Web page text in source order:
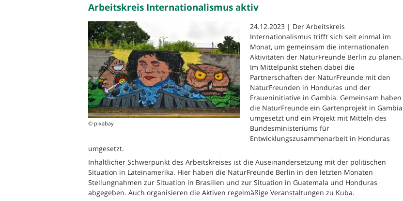
Arbeitskreis Internationalismus aktiv
© pixabay
24.12.2023 | Der Arbeitskreis
Internationalismus trifft sich seit einmal im
Monat, um gemeinsam die internationalen
Aktivitäten der NaturFreunde Berlin zu planen.
Im Mittelpunkt stehen dabei die
Partnerschaften der NaturFreunde mit den
NaturFreunden in Honduras und der
Fraueninitiative in Gambia. Gemeinsam haben
die NaturFreunde ein Gartenprojekt in Gambia
umgesetzt und ein Projekt mit Mitteln des
Bundesministeriums für
Entwicklungszusammenarbeit in Honduras
umgesetzt.
Inhaltlicher Schwerpunkt des Arbeitskreises ist die Auseinandersetzung mit der politischen
Situation in Lateinamerika. Hier haben die NaturFreunde Berlin in den letzten Monaten
Stellungnahmen zur Situation in Brasilien und zur Situation in Guatemala und Honduras
abgegeben. Auch organisieren die Aktiven regelmäßige Veranstaltungen zu Kuba.